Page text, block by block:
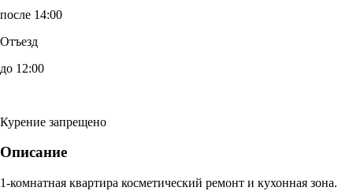
после 14:00
Отъезд
до 12:00
Курение запрещено
Описание
1-комнатная квартира косметический ремонт и кухонная зона.